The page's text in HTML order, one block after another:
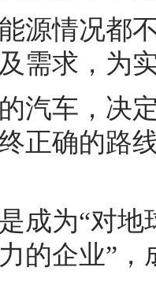
情况都不
需求，为
车，决定
正确的路
为“对地
的企业”